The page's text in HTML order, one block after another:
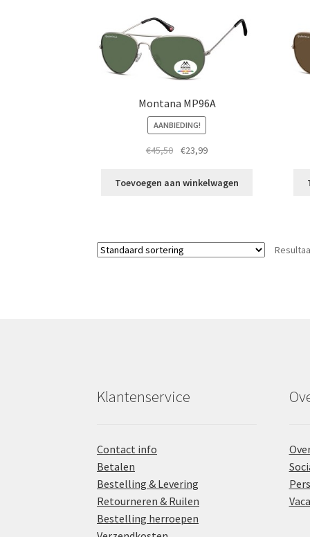
Montana MP96A
AANBIEDING!
€45,50
Oorspronkelijke
was:
€23,99Huidige
is:
Toevoegen aan winkelwagen
Klantenservice
Contact info
Betalen
Bestelling & Levering
Retourneren & Ruilen
Bestelling herroepen